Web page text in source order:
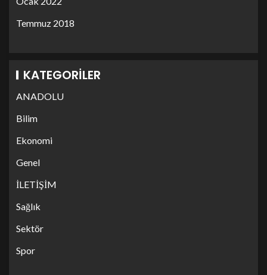
Temmuz 2018
KATEGORILER
ANADOLU
Bilim
Ekonomi
Genel
İLETİŞİM
Sağlık
Sektör
Spor